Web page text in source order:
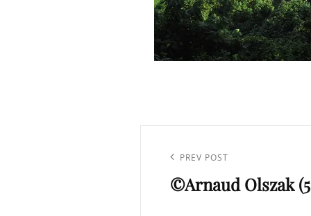
l’article
Previous
Post
PREV POST
©Arnaud Olszak